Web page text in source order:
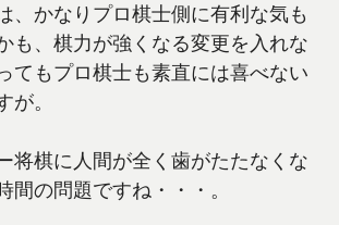
、かなりプロ棋士側に有利な気も
も、棋力が強くなる変更を入れな
てもプロ棋士も素直には喜べない
が。
将棋に人間が全く歯がたたなくな
間の問題ですね・・・。